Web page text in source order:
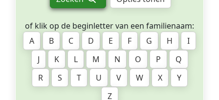
of klik op de beginletter van een familienaam:
A
B C D E F G H
I
J
K L M N O P
Q
R
S T U V W X
Y
Z